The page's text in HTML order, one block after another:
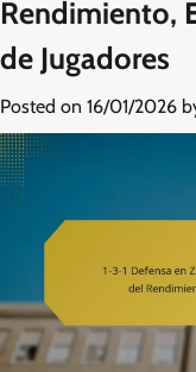
Rendimiento,
de Jugadores
Posted on 16/01/2026